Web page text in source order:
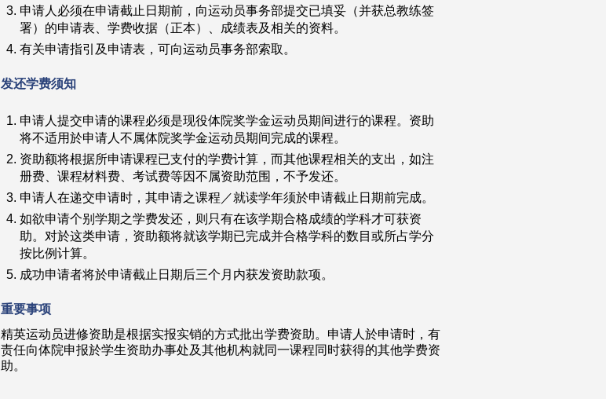
申请人必须在申请截止日期前，向运动员事务部提交已填妥（并获总教练签
署）的申请表、学费收据（正本）、成绩表及相关的资料。
有关申请指引及申请表，可向运动员事务部索取。
发还学费须知
申请人提交申请的课程必须是现役体院奖学金运动员期间进行的课程。资助
将不适用於申请人不属体院奖学金运动员期间完成的课程。
资助额将根据所申请课程已支付的学费计算，而其他课程相关的支出，如注
册费、课程材料费、考试费等因不属资助范围，不予发还。
申请人在递交申请时，其申请之课程／就读学年须於申请截止日期前完成。
如欲申请个别学期之学费发还，则只有在该学期合格成绩的学科才可获资
助。对於这类申请，资助额将就该学期已完成并合格学科的数目或所占学分
按比例计算。
成功申请者将於申请截止日期后三个月内获发资助款项。
重要事项
精英运动员进修资助是根据实报实销的方式批出学费资助。申请人於申请时，有
责任向体院申报於学生资助办事处及其他机构就同一课程同时获得的其他学费资
助。